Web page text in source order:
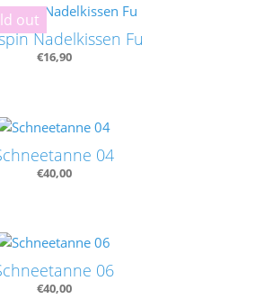
out
Nadelkissen Fu
€16,90
04
€40,00
06
€40,00